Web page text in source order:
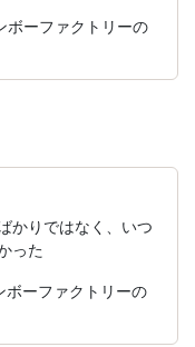
ーファクトリーの
かりではなく、いつ
った
ーファクトリーの